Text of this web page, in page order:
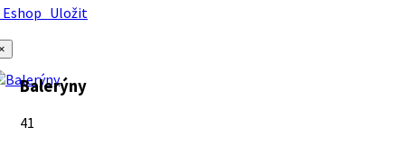
Uložit
Balerýny
41